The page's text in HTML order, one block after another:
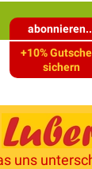
+10%
sichern
uns